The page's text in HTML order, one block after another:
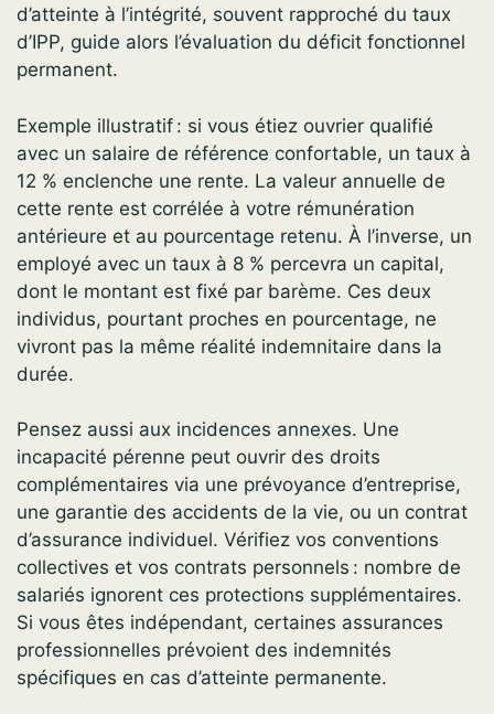
d’atteinte à l’intégrité, souvent rapproché du taux
d’IPP, guide alors l’évaluation du déficit fonctionnel
permanent.
Exemple illustratif : si vous étiez ouvrier qualifié
avec un salaire de référence confortable, un taux à
12 % enclenche une rente. La valeur annuelle de
cette rente est corrélée à votre rémunération
antérieure et au pourcentage retenu. À l’inverse, un
employé avec un taux à 8 % percevra un capital,
dont le montant est fixé par barème. Ces deux
individus, pourtant proches en pourcentage, ne
vivront pas la même réalité indemnitaire dans la
durée.
Pensez aussi aux incidences annexes. Une
incapacité pérenne peut ouvrir des droits
complémentaires via une prévoyance d’entreprise,
une garantie des accidents de la vie, ou un contrat
d’assurance individuel. Vérifiez vos conventions
collectives et vos contrats personnels : nombre de
salariés ignorent ces protections supplémentaires.
Si vous êtes indépendant, certaines assurances
professionnelles prévoient des indemnités
spécifiques en cas d’atteinte permanente.